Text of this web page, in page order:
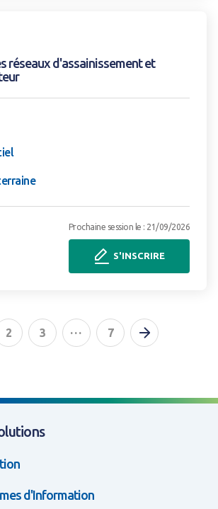
réseaux d'assainissement et
Prochaine session le : 21/09/2026
S'INSCRIRE
2 3 ... 7 Page
d'Information